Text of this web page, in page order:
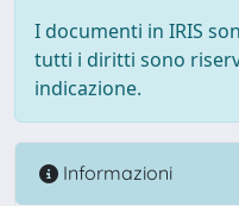
I documenti in IRIS
tutti i diritti sono
indicazione.
Informazioni